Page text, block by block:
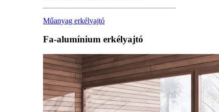
Műanyag erkélyajtó
Fa-alumínium erkélyajtó